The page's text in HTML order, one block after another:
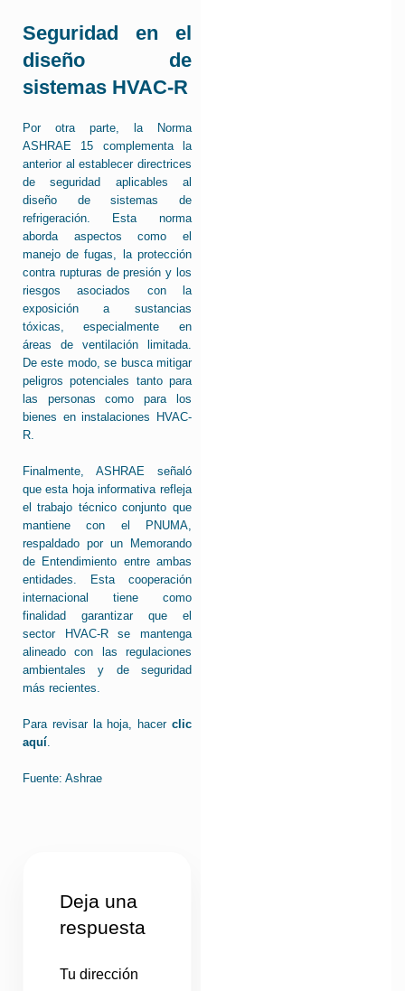
Seguridad en el
diseño de
sistemas HVAC-R
Por otra parte, la Norma
ASHRAE 15 complementa la
anterior al establecer directrices
de seguridad aplicables al
diseño de sistemas de
refrigeración. Esta norma
aborda aspectos como el
manejo de fugas, la protección
contra rupturas de presión y los
riesgos asociados con la
exposición a sustancias
tóxicas, especialmente en
áreas de ventilación limitada.
De este modo, se busca mitigar
peligros potenciales tanto para
las personas como para los
bienes en instalaciones HVAC-
R.
Finalmente, ASHRAE señaló
que esta hoja informativa refleja
el trabajo técnico conjunto que
mantiene con el PNUMA,
respaldado por un Memorando
de Entendimiento entre ambas
entidades. Esta cooperación
internacional tiene como
finalidad garantizar que el
sector HVAC-R se mantenga
alineado con las regulaciones
ambientales y de seguridad
más recientes.
Para revisar la hoja, hacer clic
aquí.
Fuente: Ashrae
Deja una
respuesta
Tu dirección